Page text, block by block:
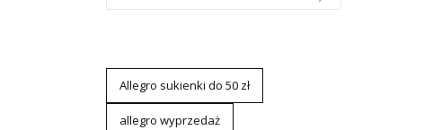
Allegro sukienki do 50 zł
allegro wyprzedaż